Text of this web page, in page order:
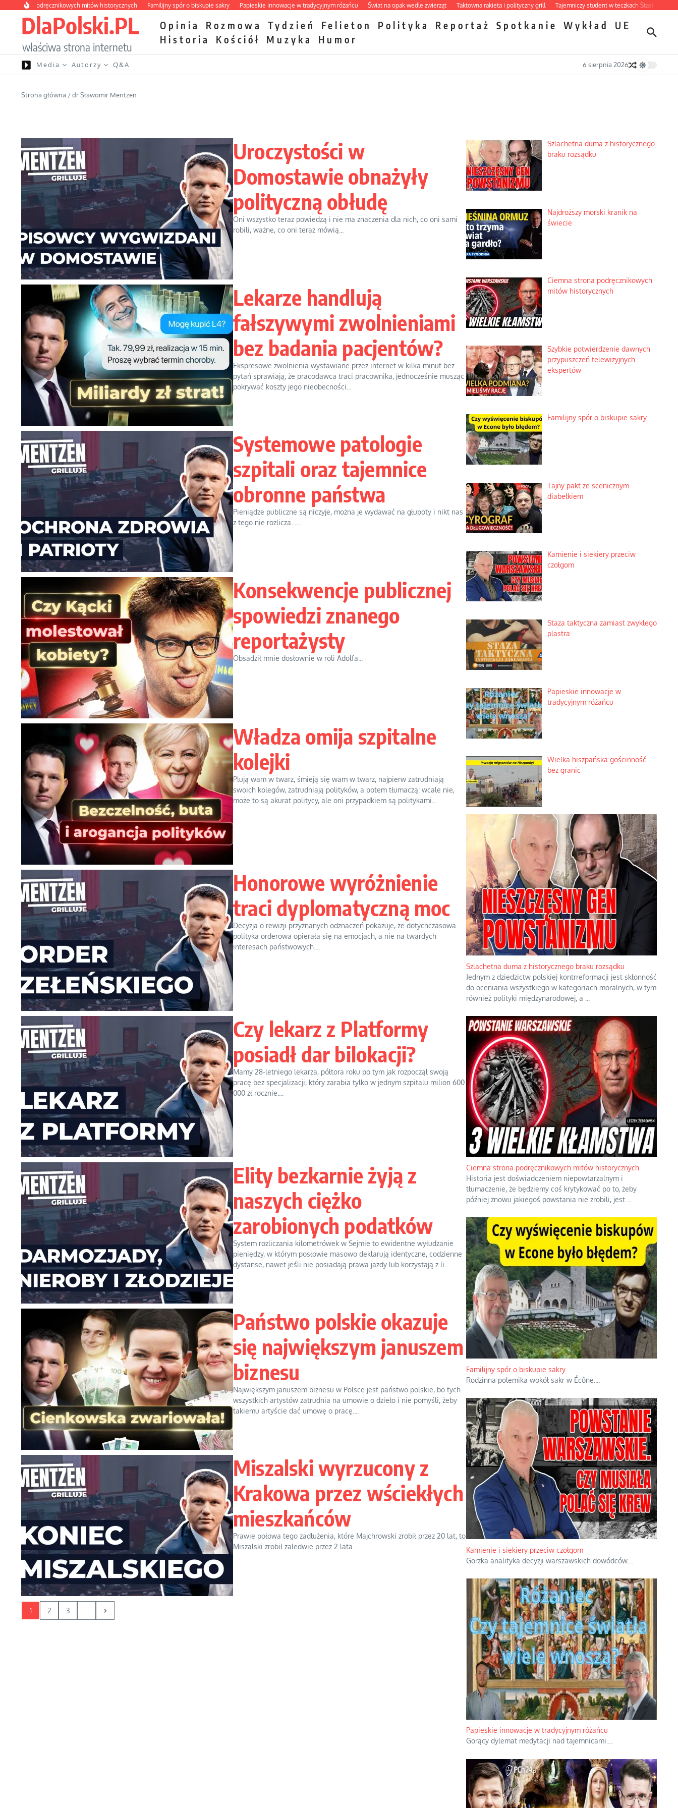
Przejdź do treści
podręcznikowych mitów historycznych Familijny spór o biskupie sakry Papieskie innowacje w tradycyjnym różańcu Świat na opak wedle zwierząt Taktowna rakieta i polityczny grill Tajemniczy student w teczkach Stasi Ciemna
DlaPolski.PL
właściwa strona internetu
Opinia Rozmowa Tydzień Felieton Polityka Reportaż Spotkanie Wykład
UE
Historia
Kościół Muzyka Humor
Media Autorzy Q&A 6 sierpnia 2026
Strona główna /dr Sławomir Mentzen
Uroczystości w
Domostawie obnażyły
polityczną obłudę
Oni wszystko teraz powiedzą i nie ma znaczenia dla nich, co oni sami
robili, ważne, co oni teraz mówią...
Lekarze handlują
fałszywymi zwolnieniami
bez badania pacjentów?
Ekspresowe zwolnienia wystawiane przez internet w kilka minut bez
pytań sprawiają, że pracodawca traci pracownika, jednocześnie musząc
pokrywać koszty jego nieobecności...
Systemowe patologie
szpitali oraz tajemnice
obronne państwa
Pieniądze publiczne są niczyje, można je wydawać na głupoty i nikt nas
z tego nie rozlicza…...
Konsekwencje publicznej
spowiedzi znanego
reportażysty
Obsadził mnie dosłownie w roli Adolfa...
Władza omija szpitalne
kolejki
Plują wam w twarz, śmieją się wam w twarz, najpierw zatrudniają
swoich kolegów, zatrudniają polityków, a potem tłumaczą: wcale nie,
może to są akurat politycy, ale oni przypadkiem są politykami...
Honorowe wyróżnienie
traci dyplomatyczną moc
Decyzja o rewizji przyznanych odznaczeń pokazuje, że dotychczasowa
polityka orderowa opierała się na emocjach, a nie na twardych
interesach państwowych....
Czy lekarz z Platformy
posiadł dar bilokacji?
Mamy 28-letniego lekarza, półtora roku po tym jak rozpoczął swoją
pracę bez specjalizacji, który zarabia tylko w jednym szpitalu milion 600
000 zł rocznie....
Elity bezkarnie żyją z
naszych ciężko
zarobionych podatków
System rozliczania kilometrówek w Sejmie to ewidentne wyłudzanie
pieniędzy, w którym posłowie masowo deklarują identyczne, codzienne
dystanse, nawet jeśli nie posiadają prawa jazdy lub korzystają z li...
Państwo polskie okazuje
się największym januszem
biznesu
Największym januszem biznesu w Polsce jest państwo polskie, bo tych
wszystkich artystów zatrudnia na umowie o dzieło i nie pomyśli, żeby
takiemu artyście dać umowę o pracę....
Miszalski wyrzucony z
Krakowa przez wściekłych
mieszkańców
Prawie połowa tego zadłużenia, które Majchrowski zrobił przez 20 lat, to
Miszalski zrobił zaledwie przez 2 lata...
1 2 3
Szlachetna duma z historycznego
braku rozsądku
Najdroższy morski kranik na
świecie
Ciemna strona podręcznikowych
mitów historycznych
Szybkie potwierdzenie dawnych
przypuszczeń telewizyjnych
ekspertów
Familijny spór o biskupie sakry
Tajny pakt ze scenicznym
diabełkiem
Kamienie i siekiery przeciw
czołgom
Staza taktyczna zamiast zwykłego
plastra
Papieskie innowacje w
tradycyjnym różańcu
Wielka hiszpańska gościnność
bez granic
Szlachetna duma z historycznego braku rozsądku
Jednym z dziedzictw polskiej kontrreformacji jest skłonność
do oceniania wszystkiego w kategoriach moralnych, w tym
również polityki międzynarodowej, a
Ciemna strona podręcznikowych mitów historycznych
Historia jest doświadczeniem niepowtarzalnym i
tłumaczenie, że będziemy coś krytykować po to, żeby
później znowu jakiegoś powstania nie zrobili, jest
Familijny spór o biskupie sakry
Rodzinna polemika wokół sakr w Écône.
Kamienie i siekiery przeciw czołgom
Gorzka analityka decyzji warszawskich dowódców.
Papieskie innowacje w tradycyjnym różańcu
Gorący dylemat medytacji nad tajemnicami.